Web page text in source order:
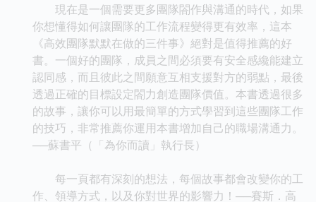
現在是一個需要更多團隊閤作與溝通的時代，如果
你想懂得如何讓團隊的工作流程變得更有效率，這本
《高效團隊默默在做的三件事》絕對是值得推薦的好
書。一個好的團隊，成員之間必須要有安全感纔能建立
認同感，而且彼此之間願意互相支援對方的弱點，最後
透過正確的目標設定閤力創造團隊價值。本書透過很多
的故事，讓你可以用最簡單的方式學習到這些團隊工作
的技巧，非常推薦你運用本書增加自己的職場溝通力。
──蘇書平（「為你而讀」執行長）
每一頁都有深刻的想法，每個故事都會改變你的工
作、領導方式，以及你對世界的影響力！──賽斯．高